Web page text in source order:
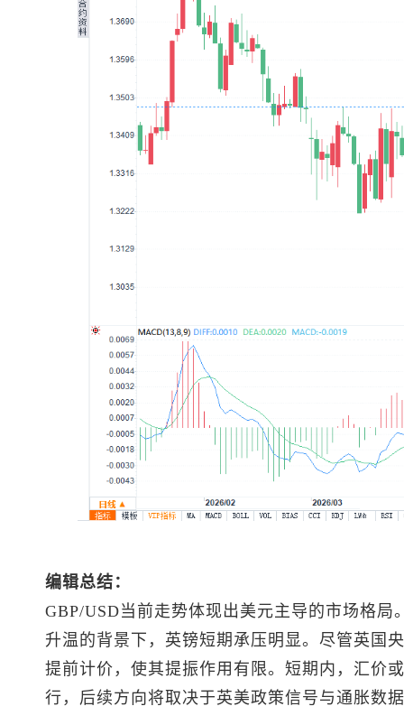
编辑总结：
GBP/USD当前走势体现出美元主导的市场格
升温的背景下，英镑短期承压明显。尽管英国
提前计价，使其提振作用有限。短期内，汇价
行，后续方向将取决于英美政策信号与通胀数